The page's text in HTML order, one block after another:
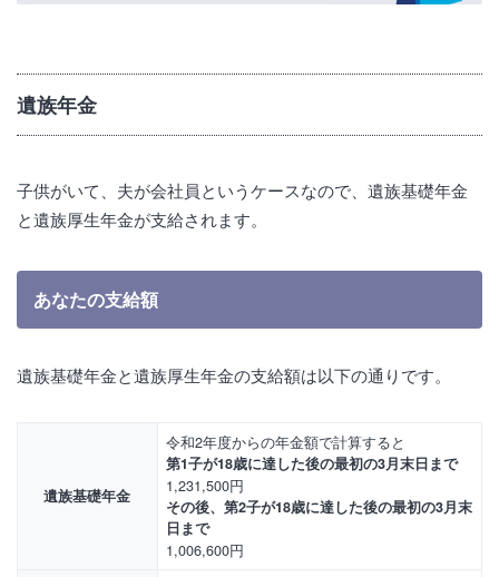
遺族年金
子供がいて、夫が会社員というケースなので、遺族基礎年金
と遺族厚生年金が支給されます。
あなたの支給額
遺族基礎年金と遺族厚生年金の支給額は以下の通りです。
遺族基礎年金
令和2年度からの年金額で計算すると
第1子が18歳に達した後の最初の3月末日まで
1,231,500円
その後、第2子が18歳に達した後の最初の3月末
日まで
1,006,600円